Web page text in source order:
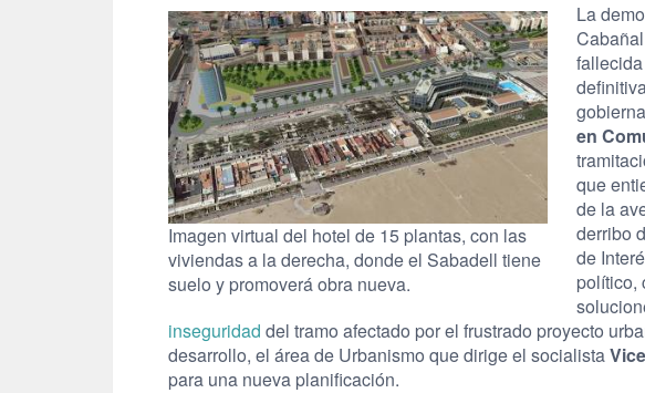
Imagen virtual del hotel de 15 plantas, con las
viviendas a la derecha, donde el Sabadell tiene
suelo y promoverá obra nueva.
La
fallecida
en
que
de la
derribo
de
político,
inseguridad del tramo afectado por el frustrado proyecto
desarrollo, el área de Urbanismo que dirige el socialista
para una nueva planificación.